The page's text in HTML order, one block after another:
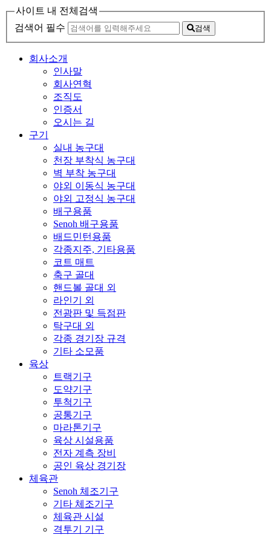
사이트 내 전체검색
검색어 필수
검색
회사소개
인사말
회사연혁
조직도
인증서
오시는 길
구기
실내 농구대
천장 부착식 농구대
벽 부착 농구대
야외 이동식 농구대
야외 고정식 농구대
배구용품
Senoh 배구용품
배드민턴용품
각종지주, 기타용품
코트 매트
축구 골대
핸드볼 골대 외
라인기 외
전광판 및 득점판
탁구대 외
각종 경기장 규격
기타 소모품
육상
트랙기구
도약기구
투척기구
공통기구
마라톤기구
육상 시설용품
전자 계측 장비
공인 육상 경기장
체육관
Senoh 체조기구
기타 체조기구
체육관 시설
격투기 기구